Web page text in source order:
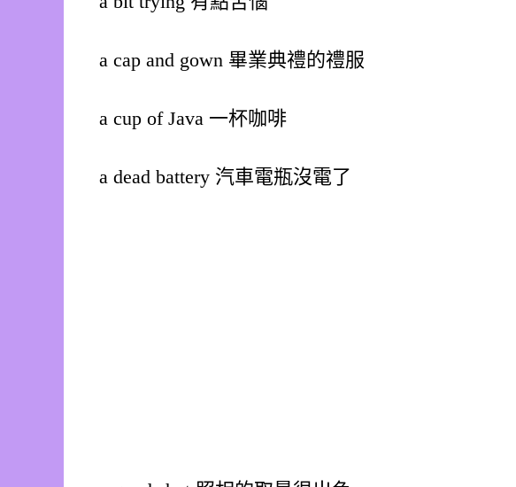
a cap and gown 畢業典禮的禮服
a cup of Java 一杯咖啡
a dead battery 汽車電瓶沒電了